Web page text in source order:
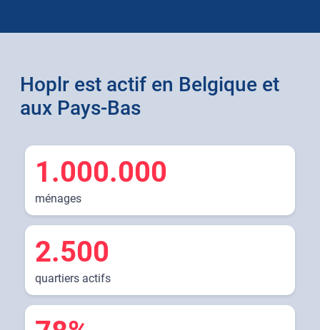
Hoplr est actif en Belgique et
aux Pays-Bas
1.000.000
ménages
2.500
quartiers actifs